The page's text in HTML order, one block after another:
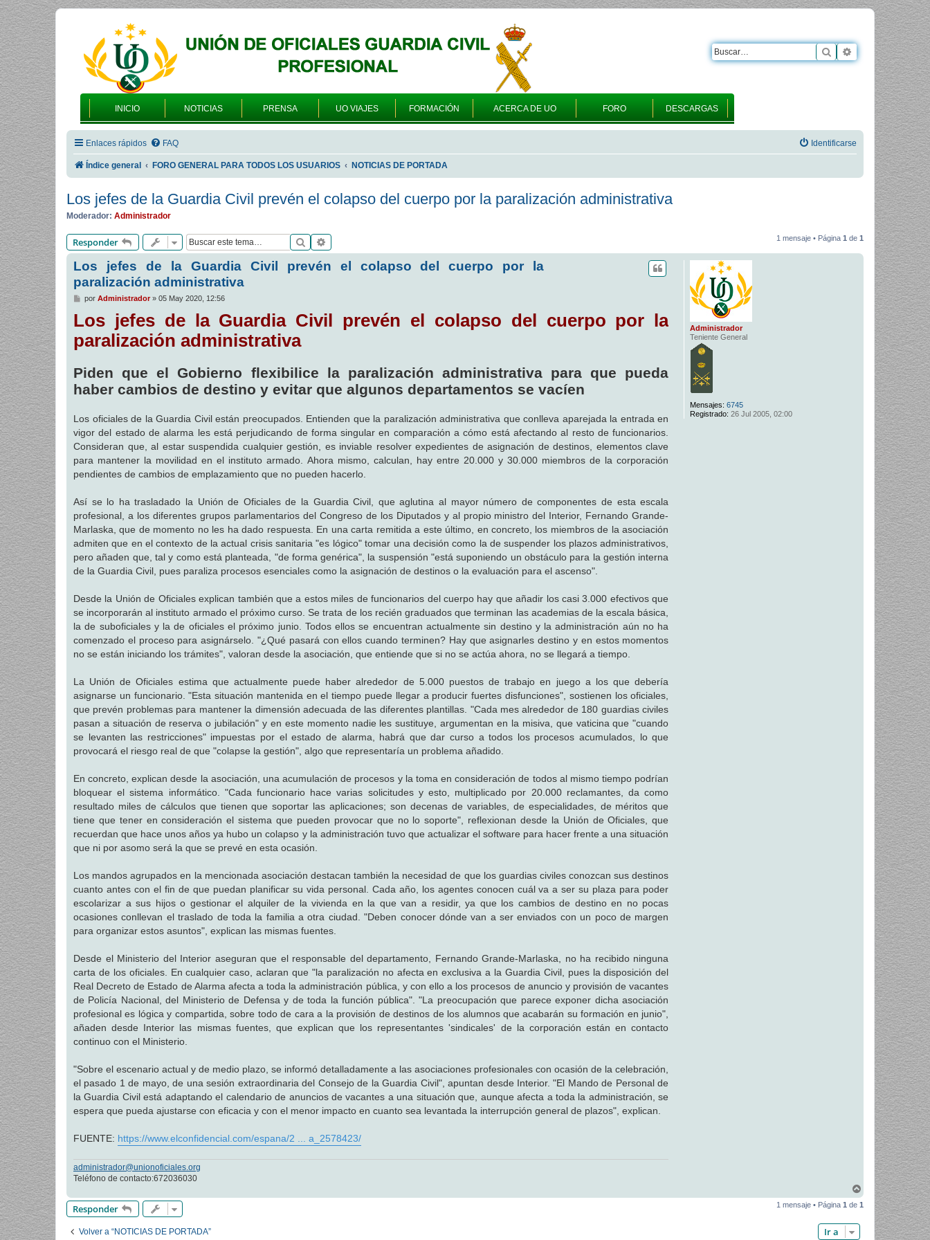
INICIO NOTICIAS PRENSA UO VIAJES FORMACIÓN ACERCA DE UO FORO DESCARGAS
Buscar Búsqueda
Enlaces rápidos FAQ Identificarse
Índice general FORO GENERAL PARA TODOS LOS USUARIOS NOTICIAS DE PORTADA
Los jefes de la Guardia Civil prevén el colapso del cuerpo por la paralización administrativa
Moderador: Administrador
Responder Buscar 1 mensaje • Página 1 de 1
Administrador
Teniente General
Mensajes: 6745
Registrado: 26 Jul 2005, 02:00
Los jefes de la Guardia Civil prevén el colapso del cuerpo por la
paralización administrativa
M
s
por Administrador» 05 May 2020, 12:56
Los jefes de la Guardia Civil prevén el colapso del cuerpo por la
paralización administrativa
Piden que el Gobierno flexibilice la paralización administrativa para que pueda
haber cambios de destino y evitar que algunos departamentos se vacíen
Los oficiales de la Guardia Civil están preocupados. Entienden que la paralización administrativa que conlleva aparejada la entrada en
vigor del estado de alarma les está perjudicando de forma singular en comparación a cómo está afectando al resto de funcionarios.
Consideran que, al estar suspendida cualquier gestión, es inviable resolver expedientes de asignación de destinos, elementos clave
para mantener la movilidad en el instituto armado. Ahora mismo, calculan, hay entre 20.000 y 30.000 miembros de la corporación
pendientes de cambios de emplazamiento que no pueden hacerlo.
Así se lo ha trasladado la Unión de Oficiales de la Guardia Civil, que aglutina al mayor número de componentes de esta escala
profesional, a los diferentes grupos parlamentarios del Congreso de los Diputados y al propio ministro del Interior, Fernando Grande-
Marlaska, que de momento no les ha dado respuesta. En una carta remitida a este último, en concreto, los miembros de la asociación
admiten que en el contexto de la actual crisis sanitaria "es lógico" tomar una decisión como la de suspender los plazos administrativos,
pero añaden que, tal y como está planteada, "de forma genérica", la suspensión "está suponiendo un obstáculo para la gestión interna
de la Guardia Civil, pues paraliza procesos esenciales como la asignación de destinos o la evaluación para el ascenso".
Desde la Unión de Oficiales explican también que a estos miles de funcionarios del cuerpo hay que añadir los casi 3.000 efectivos que
se incorporarán al instituto armado el próximo curso. Se trata de los recién graduados que terminan las academias de la escala básica,
la de suboficiales y la de oficiales el próximo junio. Todos ellos se encuentran actualmente sin destino y la administración aún no ha
comenzado el proceso para asignárselo. "¿Qué pasará con ellos cuando terminen? Hay que asignarles destino y en estos momentos
no se están iniciando los trámites", valoran desde la asociación, que entiende que si no se actúa ahora, no se llegará a tiempo.
La Unión de Oficiales estima que actualmente puede haber alrededor de 5.000 puestos de trabajo en juego a los que debería
asignarse un funcionario. "Esta situación mantenida en el tiempo puede llegar a producir fuertes disfunciones", sostienen los oficiales,
que prevén problemas para mantener la dimensión adecuada de las diferentes plantillas. "Cada mes alrededor de 180 guardias civiles
pasan a situación de reserva o jubilación" y en este momento nadie les sustituye, argumentan en la misiva, que vaticina que "cuando
se levanten las restricciones" impuestas por el estado de alarma, habrá que dar curso a todos los procesos acumulados, lo que
provocará el riesgo real de que "colapse la gestión", algo que representaría un problema añadido.
En concreto, explican desde la asociación, una acumulación de procesos y la toma en consideración de todos al mismo tiempo podrían
bloquear el sistema informático. "Cada funcionario hace varias solicitudes y esto, multiplicado por 20.000 reclamantes, da como
resultado miles de cálculos que tienen que soportar las aplicaciones; son decenas de variables, de especialidades, de méritos que
tiene que tener en consideración el sistema que pueden provocar que no lo soporte", reflexionan desde la Unión de Oficiales, que
recuerdan que hace unos años ya hubo un colapso y la administración tuvo que actualizar el software para hacer frente a una situación
que ni por asomo será la que se prevé en esta ocasión.
Los mandos agrupados en la mencionada asociación destacan también la necesidad de que los guardias civiles conozcan sus destinos
cuanto antes con el fin de que puedan planificar su vida personal. Cada año, los agentes conocen cuál va a ser su plaza para poder
escolarizar a sus hijos o gestionar el alquiler de la vivienda en la que van a residir, ya que los cambios de destino en no pocas
ocasiones conllevan el traslado de toda la familia a otra ciudad. "Deben conocer dónde van a ser enviados con un poco de margen
para organizar estos asuntos", explican las mismas fuentes.
Desde el Ministerio del Interior aseguran que el responsable del departamento, Fernando Grande-Marlaska, no ha recibido ninguna
carta de los oficiales. En cualquier caso, aclaran que "la paralización no afecta en exclusiva a la Guardia Civil, pues la disposición del
Real Decreto de Estado de Alarma afecta a toda la administración pública, y con ello a los procesos de anuncio y provisión de vacantes
de Policía Nacional, del Ministerio de Defensa y de toda la función pública". "La preocupación que parece exponer dicha asociación
profesional es lógica y compartida, sobre todo de cara a la provisión de destinos de los alumnos que acabarán su formación en junio",
añaden desde Interior las mismas fuentes, que explican que los representantes 'sindicales' de la corporación están en contacto
continuo con el Ministerio.
"Sobre el escenario actual y de medio plazo, se informó detalladamente a las asociaciones profesionales con ocasión de la celebración,
el pasado 1 de mayo, de una sesión extraordinaria del Consejo de la Guardia Civil", apuntan desde Interior. "El Mando de Personal de
la Guardia Civil está adaptando el calendario de anuncios de vacantes a una situación que, aunque afecta a toda la administración, se
espera que pueda ajustarse con eficacia y con el menor impacto en cuanto sea levantada la interrupción general de plazos", explican.
FUENTE: https://www.elconfidencial.com/espana/2 ... a_2578423/
administrador@unionoficiales.org
Teléfono de contacto:672036030
r
r
Responder 1 mensaje • Página 1 de 1
Volver a “NOTICIAS DE PORTADA” Ir a